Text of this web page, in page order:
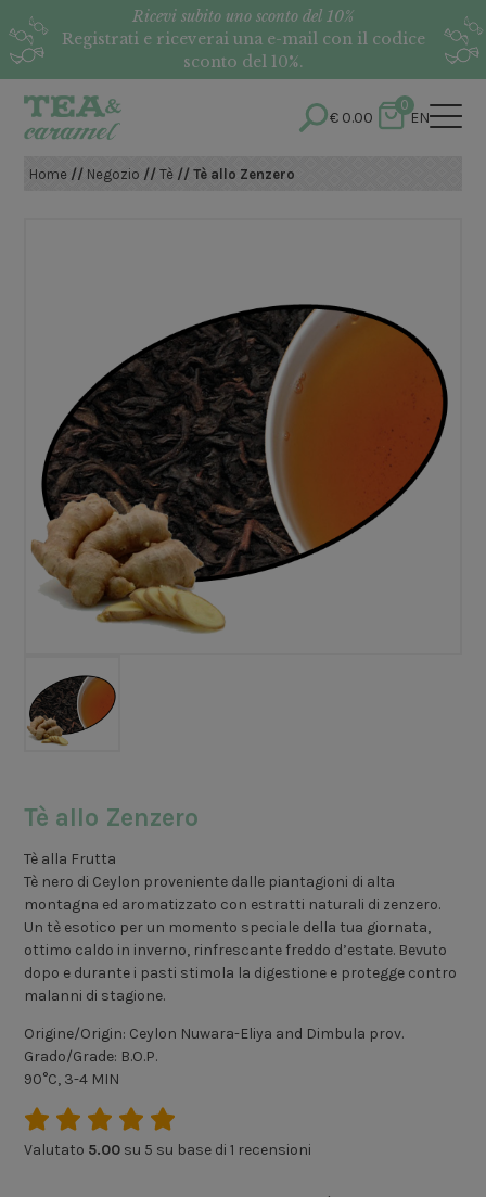
Ricevi subito uno sconto del 10%
Registrati e riceverai una e-mail con il codice
sconto del 10%.
€0.00
0
EN
Home // Negozio //Tè // Tè allo Zenzero
Tè allo Zenzero
Tè alla Frutta
Tè nero di Ceylon proveniente dalle piantagioni di alta
montagna ed aromatizzato con estratti naturali di zenzero.
Un tè esotico per un momento speciale della tua giornata,
ottimo caldo in inverno, rinfrescante freddo d’estate. Bevuto
dopo e durante i pasti stimola la digestione e protegge contro
malanni di stagione.
Origine/Origin: Ceylon Nuwara-Eliya and Dimbula prov.
Grado/Grade: B.O.P.
90°C, 3-4 MIN
Valutato 5.00 su 5 su base di1 recensioni